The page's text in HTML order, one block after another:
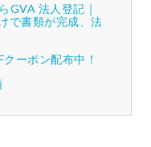
GVA 法人登記｜
で書類が完成、法
ーポン配布中！